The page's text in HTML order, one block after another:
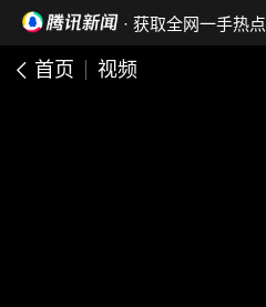
· 获取全网一手热点
首页 视频